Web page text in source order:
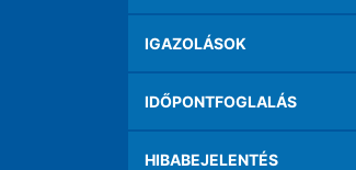
IGAZOLÁSOK
IDŐPONTFOGLALÁS
HIBABEJELENTÉS